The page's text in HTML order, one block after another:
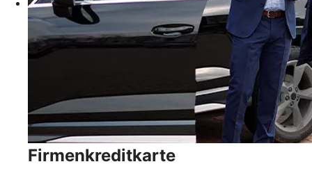
Firmenkreditkarte